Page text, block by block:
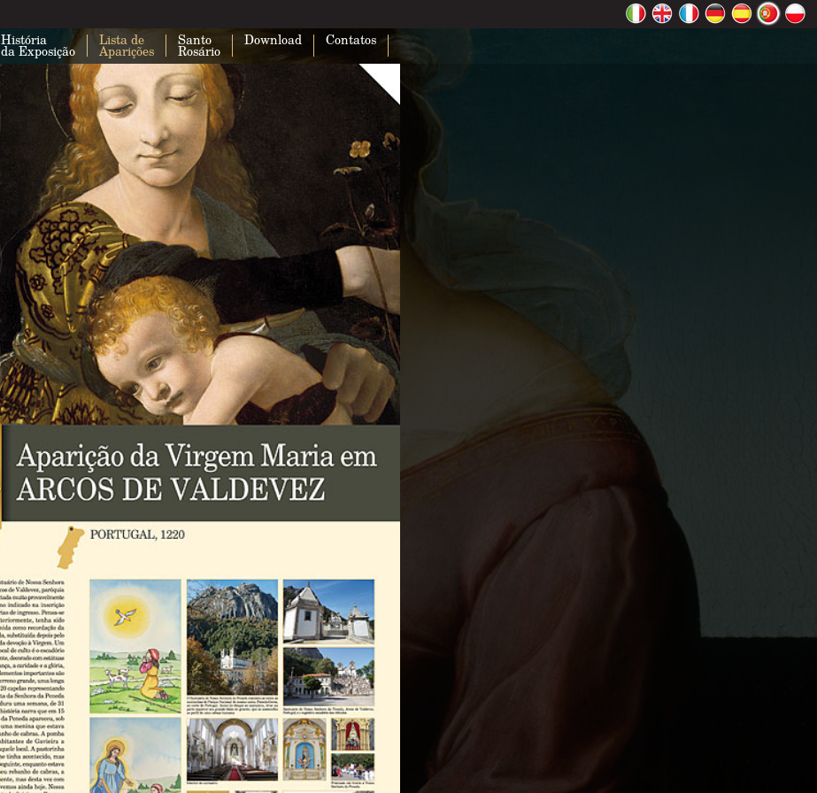
História
da Exposição
Lista de
Aparições
Santo
Rosário
Download Contatos
Esta página não carregou o Google Maps
corretamente.
Você é o proprietário deste site?